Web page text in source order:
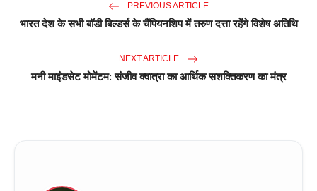
PREVIOUS ARTICLE
भारत देश के सभी बॉडी बिल्डर्स के चैंपियनशिप में तरुण दत्ता रहेंगे विशेष अतिथि
NEXT ARTICLE
मनी माइंडसेट मोमेंटम: संजीव क्वात्रा का आर्थिक सशक्तिकरण का मंत्र